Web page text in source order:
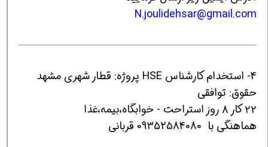
N.joulidehsar@gmail.com
4- استخدام کارشناس HSE پروژه: قطار شهری مشهد
حقوق: توافقی
۲۲ کار ۸ روز استراحت - خوابگاه،بیمه،غذا
هماهنگی با 09352584080 قربانی